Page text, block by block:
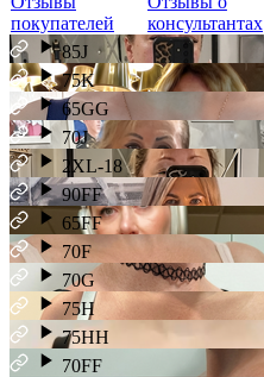
покупателей
консультантах
85J
75K
65GG
70J
2XL-18
90FF
65FF
70F
70G
75H
75HH
70FF